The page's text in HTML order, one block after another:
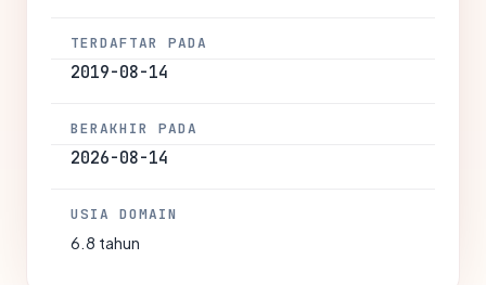
TERDAFTAR PADA
2019-08-14
BERAKHIR PADA
2026-08-14
USIA DOMAIN
6.8 tahun